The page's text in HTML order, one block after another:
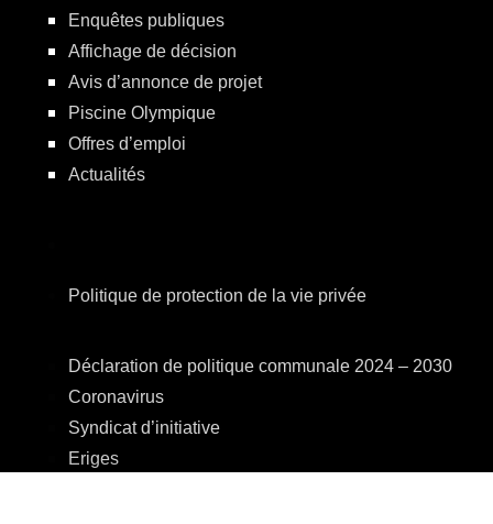
Enquêtes publiques
Affichage de décision
Avis d’annonce de projet
Piscine Olympique
Offres d’emploi
Actualités
Politique de protection de la vie privée
Déclaration de politique communale 2024 – 2030
Coronavirus
Syndicat d’initiative
Eriges